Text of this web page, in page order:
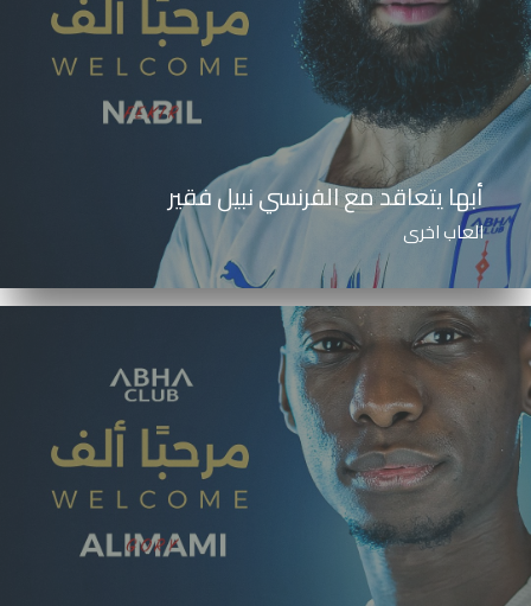
أبها يتعاقد مع الفرنسي نبيل فقير
العاب اخرى